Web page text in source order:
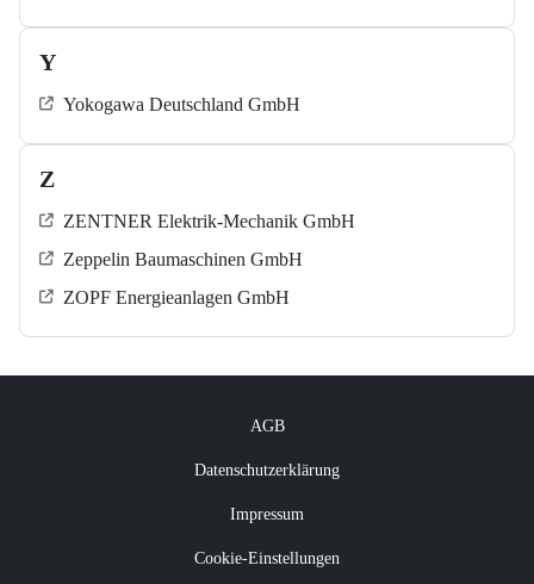
Y
Yokogawa Deutschland GmbH
Z
ZENTNER Elektrik-Mechanik GmbH
Zeppelin Baumaschinen GmbH
ZOPF Energieanlagen GmbH
AGB
Datenschutzerklärung
Impressum
Cookie-Einstellungen